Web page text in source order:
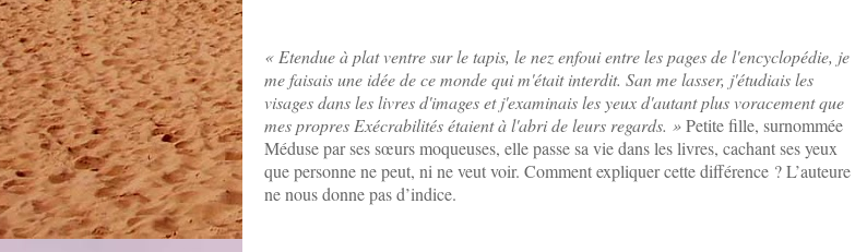
« Etendue à plat ventre sur le tapis, le nez enfoui entre les pages de l'encyclopédie, je
me faisais une idée de ce monde qui m'était interdit. San me lasser, j'étudiais les
visages dans les livres d'images et j'examinais les yeux d'autant plus voracement que
mes propres Exécrabilités étaient à l'abri de leurs regards. »Petite fille, surnommée
Méduse par ses sœurs moqueuses, elle passe sa vie dans les livres, cachant ses yeux
que personne ne peut, ni ne veut voir. Comment expliquer cette différence ? L’auteure
ne nous donne pas d’indice.